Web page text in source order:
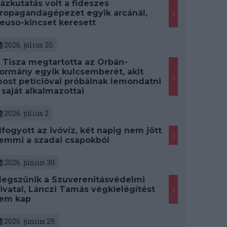
volt a fideszes
egyik arcánál,
kincset keresett
2026. július 20.
Tisza megtartotta az Orbán-
egyik kulcsemberét, akit
petícióval próbálnak lemondatni
saját alkalmazottai
2026. július 2.
az ivóvíz, két napig nem jött
a szadai csapokból
2026. június 30.
a Szuverenitásvédelmi
Lánczi Tamás végkielégítést
kap
2026. június 29.